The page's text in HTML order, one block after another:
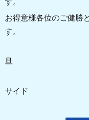
す。
お得意様各位のご健勝
す。
令和
旦
株
サイド